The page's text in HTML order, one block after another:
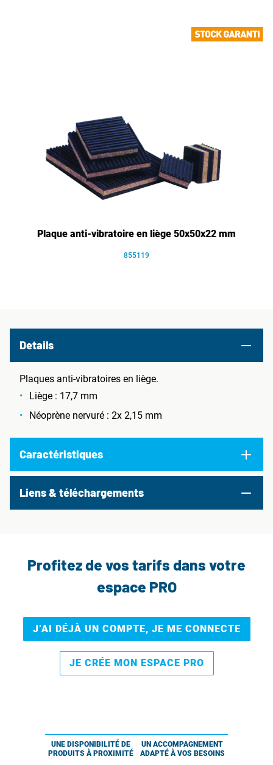
Plaque anti-vibratoire en liège 50x50x22 mm
855119
Details
Plaques anti-vibratoires en liège.
Liège : 17,7 mm
Néoprène nervuré : 2x 2,15 mm
Caractéristiques
Liens & téléchargements
Profitez de vos tarifs dans votre
espace PRO
J’AI DÉJÀ UN COMPTE, JE ME CONNECTE
JE CRÉE MON ESPACE PRO
UNE DISPONIBILITÉ DE
PRODUITS À PROXIMITÉ
UN ACCOMPAGNEMENT
ADAPTÉ À VOS BESOINS